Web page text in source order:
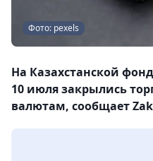
Фото: pexels
На Казахстанской
10 июля закрылись
валютам, сообщает